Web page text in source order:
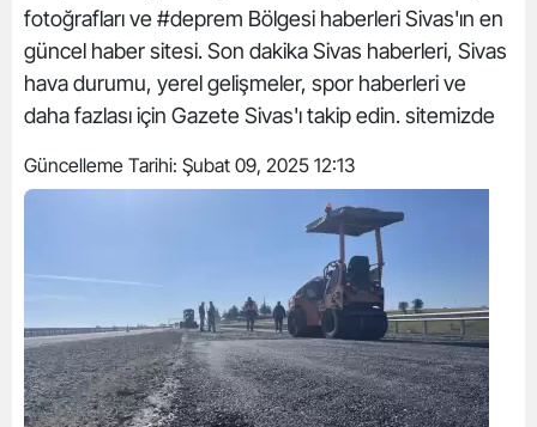
fotoğrafları ve #deprem Bölgesi haberleri Sivas'ın en
güncel haber sitesi. Son dakika Sivas haberleri, Sivas
hava durumu, yerel gelişmeler, spor haberleri ve
daha fazlası için Gazete Sivas'ı takip edin. sitemizde
Güncelleme Tarihi: Şubat 09, 2025 12:13